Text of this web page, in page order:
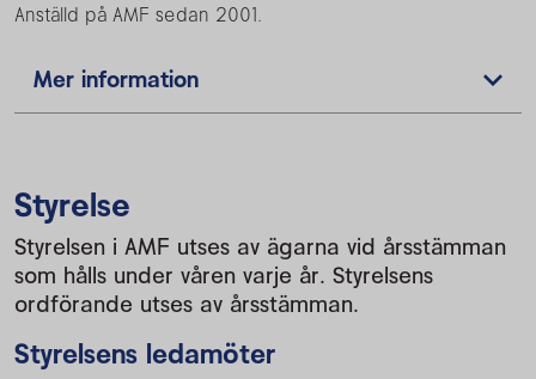
Anställd på AMF sedan 2001.
Mer information
Styrelse
Styrelsen i AMF utses av ägarna vid årsstämman
som hålls under våren varje år. Styrelsens
ordförande utses av årsstämman.
Styrelsens ledamöter